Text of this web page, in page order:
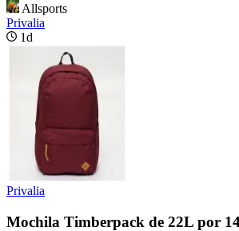
Allsports
Privalia
1d
Privalia
Mochila Timberpack de 22L por